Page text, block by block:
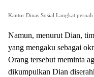
Kantor Dinas Sosial Langkat
Namun, menurut Dian,
yang mengaku sebagai
Orang tersebut meminta
dikumpulkan Dian